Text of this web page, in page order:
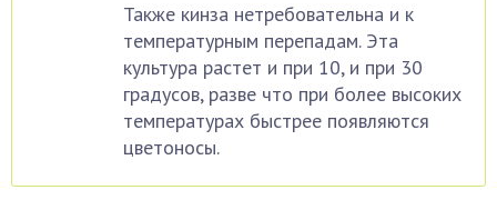
Также кинза нетребовательна и к
температурным перепадам. Эта
культура растет и при 10, и при 30
градусов, разве что при более высоких
температурах быстрее появляются
цветоносы.